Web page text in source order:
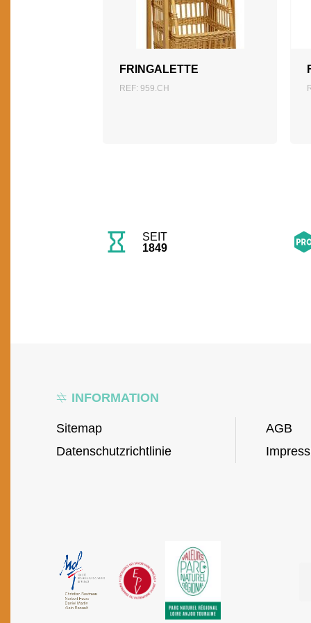
FRINGALETTE
REF: 959.CH
ZUM ANGEBOT
HINZUFÜGEN
SEIT
1849
INFORMATION
Sitemap
Datenschutzrichtlinie
AGB